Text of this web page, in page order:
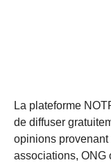
La plateforme
de diffuser
opinions
associations, ONG